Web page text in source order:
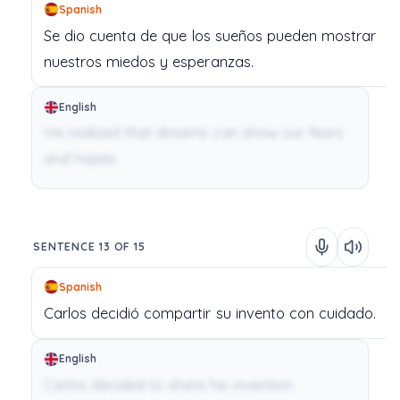
Spanish
Se dio cuenta de que los sueños pueden mostrar
nuestros miedos y esperanzas.
English
SENTENCE 13 OF 15
Spanish
Carlos decidió compartir su invento con cuidado.
English
Carlos decided to share his invention